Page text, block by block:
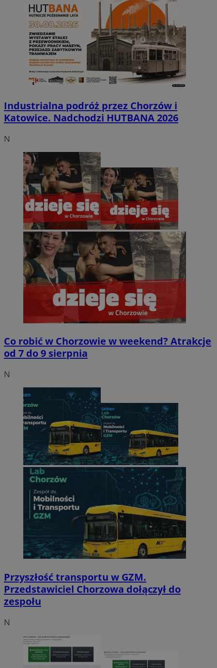
Industrialna podróż przez Chorzów i
Katowice. Nadchodzi HUTBANA 2026
N
Co robić w Chorzowie w weekend? Atrakcje
od 7 do 9 sierpnia
N
Przyszłość transportu w GZM.
Przedstawiciel Chorzowa dołączył do
zespołu
N